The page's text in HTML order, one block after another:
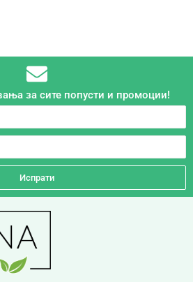
за сите попусти и промоции!
Испрати